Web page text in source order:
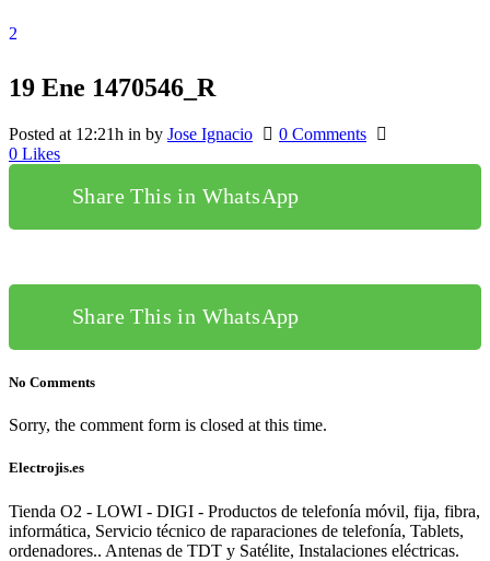
19 Ene 1470546_R
Posted at 12:21h in by Jose Ignacio
0 Comments
0 Likes
Share This in WhatsApp
Share This in WhatsApp
No Comments
Sorry, the comment form is closed at this time.
Electrojis.es
Tienda O2 - LOWI - DIGI - Productos de telefonía móvil, fija, fibra,
informática, Servicio técnico de raparaciones de telefonía, Tablets,
ordenadores.. Antenas de TDT y Satélite, Instalaciones eléctricas.